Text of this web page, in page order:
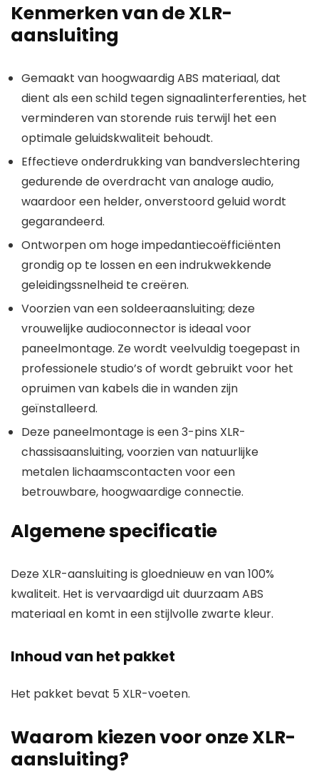
Kenmerken van de XLR-
aansluiting
Gemaakt van hoogwaardig ABS materiaal, dat
dient als een schild tegen signaalinterferenties, het
verminderen van storende ruis terwijl het een
optimale geluidskwaliteit behoudt.
Effectieve onderdrukking van bandverslechtering
gedurende de overdracht van analoge audio,
waardoor een helder, onverstoord geluid wordt
gegarandeerd.
Ontworpen om hoge impedantiecoëfficiënten
grondig op te lossen en een indrukwekkende
geleidingssnelheid te creëren.
Voorzien van een soldeeraansluiting; deze
vrouwelijke audioconnector is ideaal voor
paneelmontage. Ze wordt veelvuldig toegepast in
professionele studio’s of wordt gebruikt voor het
opruimen van kabels die in wanden zijn
geïnstalleerd.
Deze paneelmontage is een 3-pins XLR-
chassisaansluiting, voorzien van natuurlijke
metalen lichaamscontacten voor een
betrouwbare, hoogwaardige connectie.
Algemene specificatie
Deze XLR-aansluiting is gloednieuw en van 100%
kwaliteit. Het is vervaardigd uit duurzaam ABS
materiaal en komt in een stijlvolle zwarte kleur.
Inhoud van het pakket
Het pakket bevat 5 XLR-voeten.
Waarom kiezen voor onze XLR-
aansluiting?